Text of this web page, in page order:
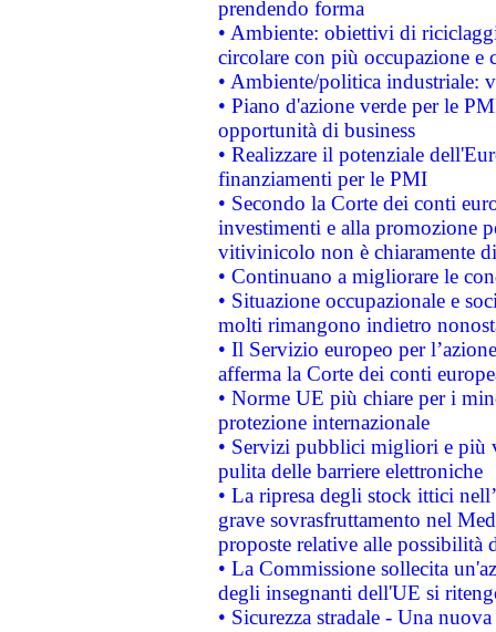
prendendo forma
• Ambiente: obiettivi di
circolare con più occupazione e
• Ambiente/politica industriale:
• Piano d'azione verde per le
opportunità di business
• Realizzare il potenziale
finanziamenti per le PMI
• Secondo la Corte dei conti
investimenti e alla promozione
vitivinicolo non è chiaramente
• Continuano a migliorare le
• Situazione occupazionale e
molti rimangono indietro
• Il Servizio europeo per
afferma la Corte dei conti
• Norme UE più chiare per i
protezione internazionale
• Servizi pubblici migliori e più
pulita delle barriere elettroniche
• La ripresa degli stock ittici
grave sovrasfruttamento nel
proposte relative alle possibilità
• La Commissione sollecita
degli insegnanti dell'UE si
• Sicurezza stradale - Una